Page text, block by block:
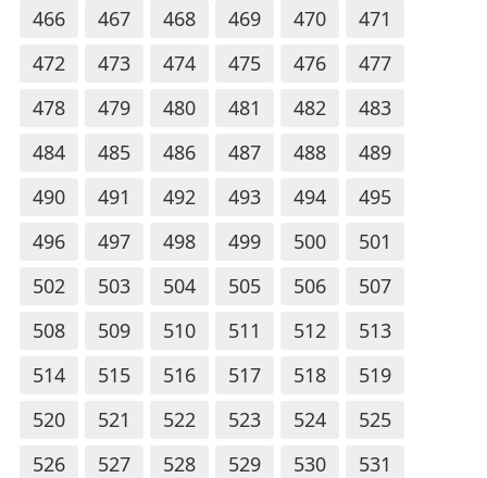
466
467 468 469 470
471
472
473 474 475 476
477
478
479 480 481 482
483
484
485 486 487 488
489
490
491 492 493 494
495
496
497 498 499 500
501
502
503 504 505 506
507
508
509 510 511 512
513
514
515 516 517 518
519
520
521 522 523 524
525
526
527 528 529 530
531